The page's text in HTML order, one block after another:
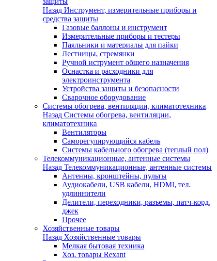
Назад Инструмент, измерительные приборы и
средства защиты
Газовые баллоны и инструмент
Измерительные приборы и тестеры
Паяльники и материалы для пайки
Лестницы, стремянки
Ручной иструмент общего назначения
Оснастка и расходники для
электроинструмента
Устройства защиты и безопасности
Сварочное оборудование
Системы обогрева, вентиляции, климатотехника
Назад Системы обогрева, вентиляции,
климатотехника
Вентиляторы
Саморегулирующийся кабель
Системы кабельного обогрева (теплый пол)
Телекоммуникационные, антенные системы
Назад Телекоммуникационные, антенные системы
Антенны, кронштейны, пульты
Аудиокабели, USB кабели, HDMI, тел.
удлиннители
Делители, переходники, разъемы, патч-корд,
джек
Прочее
Хозяйственные товары
Назад Хозяйственные товары
Мелкая бытовая техника
Хоз. товары Rexant